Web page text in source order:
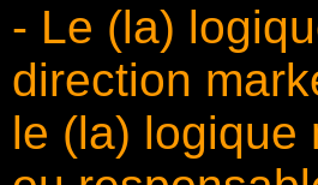
- Le (la)
direction
le (la) logique